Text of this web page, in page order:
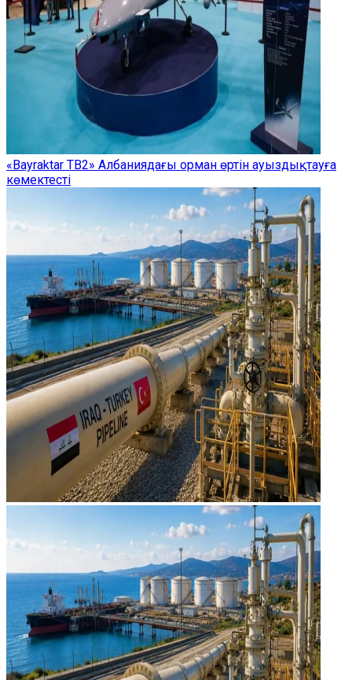
«Bayraktar TB2» Албаниядағы орман өртін ауыздықтауға
көмектесті